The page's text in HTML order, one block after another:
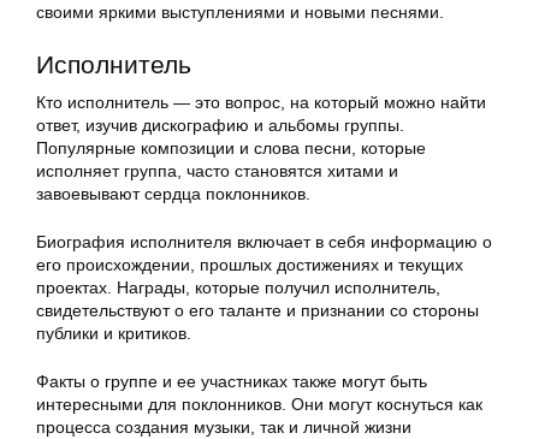
своими яркими выступлениями и новыми песнями.
Исполнитель
Кто исполнитель — это вопрос, на который можно найти
ответ, изучив дискографию и альбомы группы.
Популярные композиции и слова песни, которые
исполняет группа, часто становятся хитами и
завоевывают сердца поклонников.
Биография исполнителя включает в себя информацию о
его происхождении, прошлых достижениях и текущих
проектах. Награды, которые получил исполнитель,
свидетельствуют о его таланте и признании со стороны
публики и критиков.
Факты о группе и ее участниках также могут быть
интересными для поклонников. Они могут коснуться как
процесса создания музыки, так и личной жизни